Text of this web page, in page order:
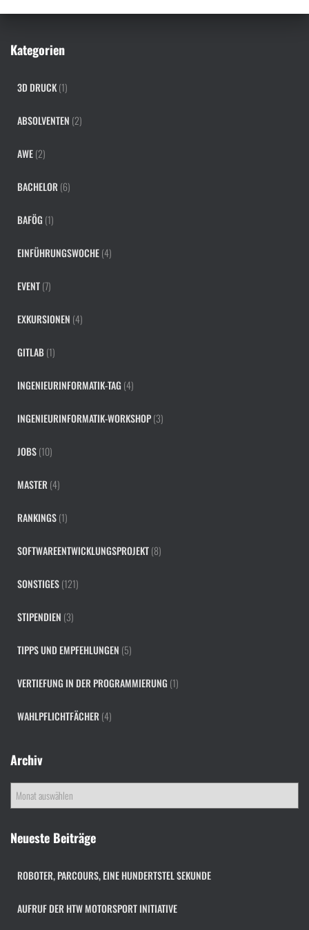
:Kategorien
3D DRUCK(1)
ABSOLVENTEN (2)
AWE(2)
BACHELOR (6)
BAFÖG (1)
EINFÜHRUNGSWOCHE(4)
EVENT(7)
EXKURSIONEN (4)
GITLAB(1)
INGENIEURINFORMATIK-TAG (4)
INGENIEURINFORMATIK-WORKSHOP(3)
JOBS(10)
MASTER (4)
RANKINGS(1)
SOFTWAREENTWICKLUNGSPROJEKT(8)
SONSTIGES(121)
STIPENDIEN (3)
TIPPS UND EMPFEHLUNGEN (5)
VERTIEFUNG IN DER PROGRAMMIERUNG (1)
WAHLPFLICHTFÄCHER (4)
Archiv
h
Neueste Beiträge
ROBOTER, PARCOURS, EINE HUNDERTSTEL SEKUNDE
AUFRUF DER HTW MOTORSPORT INITIATIVE